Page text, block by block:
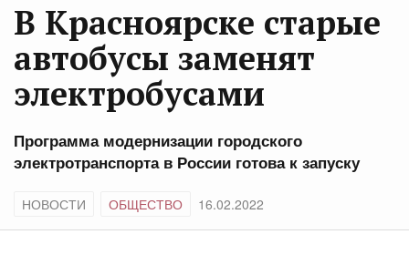
В Красноярске старые
автобусы заменят
электробусами
Программа модернизации городского
электротранспорта в России готова к запуску
НОВОСТИ ОБЩЕСТВО 16.02.2022